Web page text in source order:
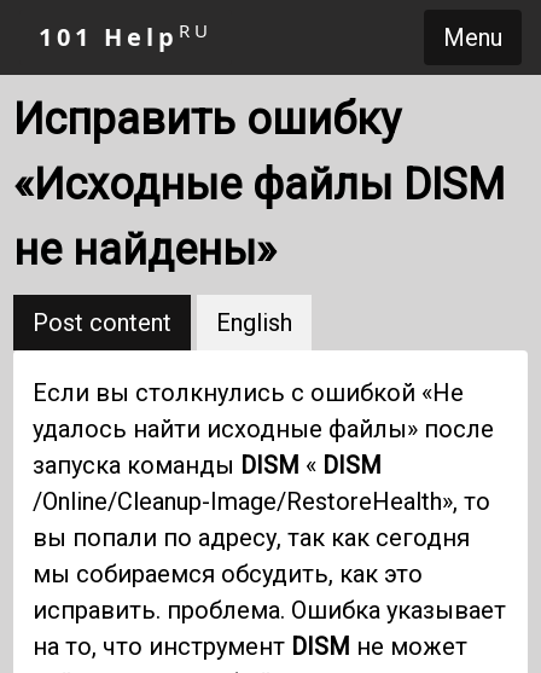
Menu
101 Help RU
Исправить ошибку
«Исходные файлы DISM
не найдены»
Post content English
Если вы столкнулись с ошибкой «Не
удалось найти исходные файлы» после
запуска команды DISM « DISM
/Online/Cleanup-Image/RestoreHealth», то
вы попали по адресу, так как сегодня
мы собираемся обсудить, как это
исправить. проблема. Ошибка указывает
на то, что инструмент DISM не может